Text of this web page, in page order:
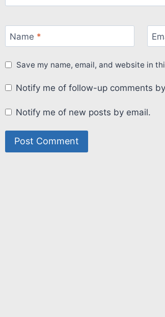
Name *
Save my name, email, and website in
Notify me of follow-up comments
Notify me of new posts by email.